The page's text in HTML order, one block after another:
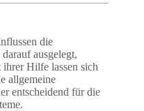
die
ausgelegt,
Hilfe lassen sich
allgemeine
entscheidend für die